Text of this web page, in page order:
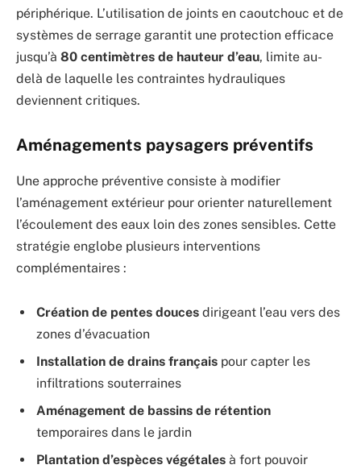
périphérique. L’utilisation de joints en caoutchouc et de
systèmes de serrage garantit une protection efficace
jusqu’à 80 centimètres de hauteur d’eau, limite au-
delà de laquelle les contraintes hydrauliques
deviennent critiques.
Aménagements paysagers préventifs
Une approche préventive consiste à modifier
l’aménagement extérieur pour orienter naturellement
l’écoulement des eaux loin des zones sensibles. Cette
stratégie englobe plusieurs interventions
complémentaires :
Création de pentes douces dirigeant l’eau vers des
zones d’évacuation
Installation de drains français pour capter les
infiltrations souterraines
Aménagement de bassins de rétention
temporaires dans le jardin
Plantation d’espèces végétales à fort pouvoir